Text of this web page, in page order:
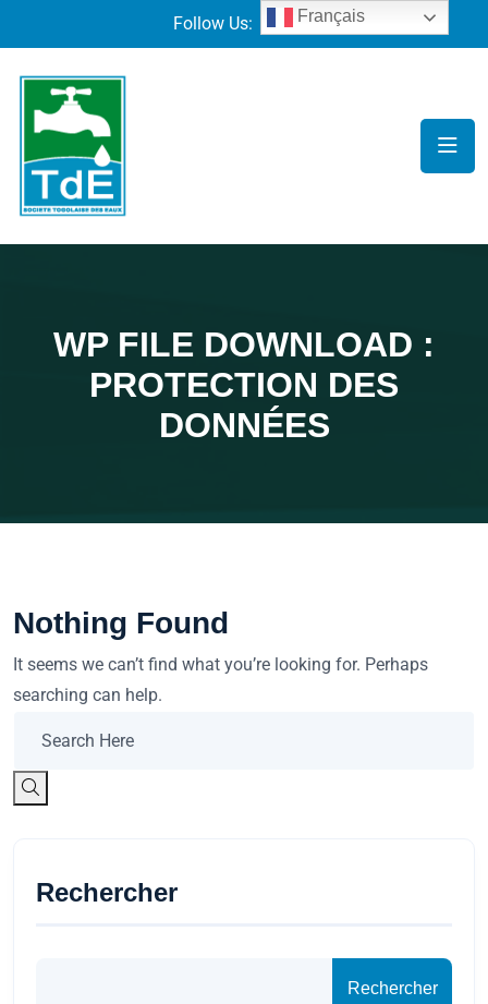
Follow Us:
WP FILE DOWNLOAD :
PROTECTION DES
DONNÉES
Nothing Found
It seems we can’t find what you’re looking for. Perhaps
searching can help.
Rechercher
Rechercher
Français